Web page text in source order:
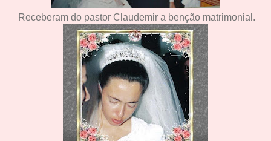
Receberam do pastor Claudemir a benção matrimonial.